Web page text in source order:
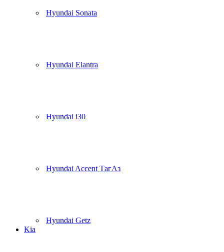
Hyundai Sonata
Hyundai Elantra
Hyundai i30
Hyundai Accent ТагАз
Hyundai Getz
Kia